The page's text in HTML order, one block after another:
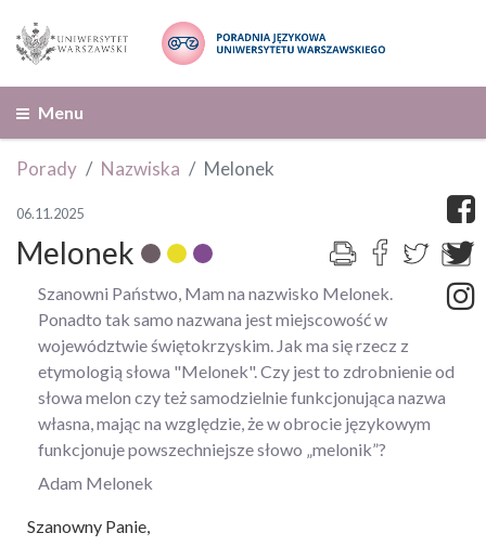
Menu
Porady Nazwiska Melonek
06.11.2025
Melonek
Szanowni Państwo, Mam na nazwisko Melonek.
Ponadto tak samo nazwana jest miejscowość w
województwie świętokrzyskim. Jak ma się rzecz z
etymologią słowa "Melonek". Czy jest to zdrobnienie od
słowa melon czy też samodzielnie funkcjonująca nazwa
własna, mając na względzie, że w obrocie językowym
funkcjonuje powszechniejsze słowo „melonik”?
Adam Melonek
Szanowny Panie,